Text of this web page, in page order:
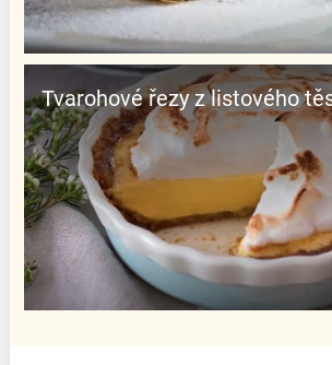
Tvarohové řezy z listového